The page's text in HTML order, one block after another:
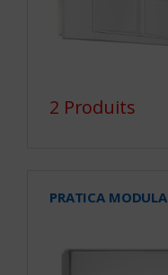
2 Produits
PRATICA MODULA